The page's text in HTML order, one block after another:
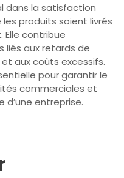
dans la satisfaction
produits soient livrés
contribue
liés aux retards de
aux coûts excessifs.
pour garantir le
commerciales et
d’une entreprise.